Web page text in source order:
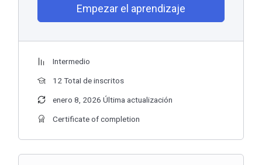
Empezar el aprendizaje
Intermedio
12 TotaI de inscritos
enero 8, 2026 Última actualización
Certificate of completion